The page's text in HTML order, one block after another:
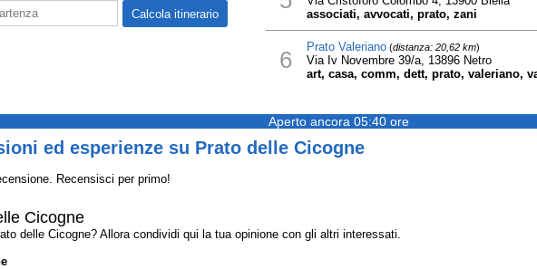
associati, avvocati, prato, zani
6 Prato Valeriano(distanza: 20,62 km)
Via Iv Novembre 39/a, 13896 Netro
art, casa, comm, dett, prato, valeriano,
Aperto ancora 05:40 ore
ed esperienze su Prato delle Cicogne
Recensisci per primo!
Cicogne
delle Cicogne? Allora condividi qui la tua opinione con gli altri interessati.